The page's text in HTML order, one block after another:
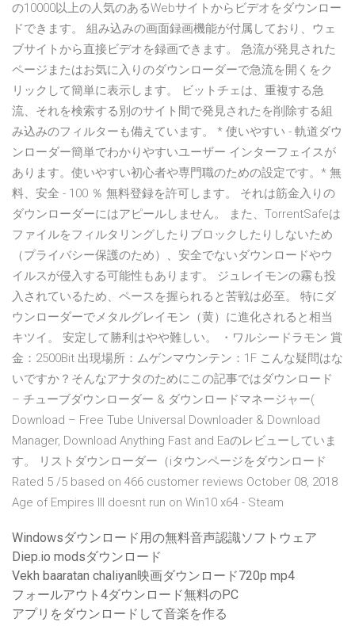
の10000以上の人気のあるWebサイトからビデオをダウンロー
ドできます。 組み込みの画面録画機能が付属しており、ウェ
ブサイトから直接ビデオを録画できます。 急流が発見された
ページまたはお気に入りのダウンローダーで急流を開くをク
リックして簡単に表示します。 ビットチェは、重複する急
流、それを検索する別のサイト間で発見されたを削除する組
み込みのフィルターも備えています。 * 使いやすい - 軌道ダウ
ンローダー簡単でわかりやすいユーザー インターフェイスが
あります。使いやすい初心者や専門職のための設定です。* 無
料、安全 - 100 ％ 無料登録を許可します。 それは筋金入りの
ダウンローダーにはアピールしません。 また、TorrentSafeは
ファイルをフィルタリングしたりブロックしたりしないため
（プライバシー保護のため）、安全でないダウンロードやウ
イルスが侵入する可能性もあります。 ジュレイモンの霧も投
入されているため、ペースを握られると苦戦は必至。 特にダ
ウンローダーでメタルグレイモン（黄）に進化されると相当
キツイ。 安定して勝利はやや難しい。 ・ワルシードラモン 賞
金：2500Bit 出現場所：ムゲンマウンテン：1F こんな疑問はな
いですか？そんなアナタのためにこの記事ではダウンロード
– チューブダウンローダー & ダウンロードマネージャー(
Download – Free Tube Universal Downloader & Download
Manager, Download Anything Fast and Eaのレビューしていま
す。 リストダウンローダー（iタウンページをダウンロード
Rated 5 /5 based on 466 customer reviews October 08, 2018
Age of Empires III doesnt run on Win10 x64 - Steam
Windowsダウンロード用の無料音声認識ソフトウェア
Diep.io modsダウンロード
Vekh baaratan chaliyan映画ダウンロード720p mp4
フォールアウト4ダウンロード無料のPC
アプリをダウンロードして音楽を作る